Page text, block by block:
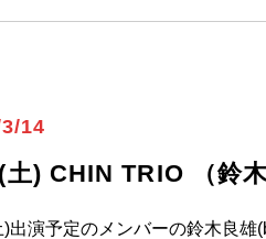
14
土) CHIN TRIO （鈴
)出演予定のメンバーの鈴木良雄